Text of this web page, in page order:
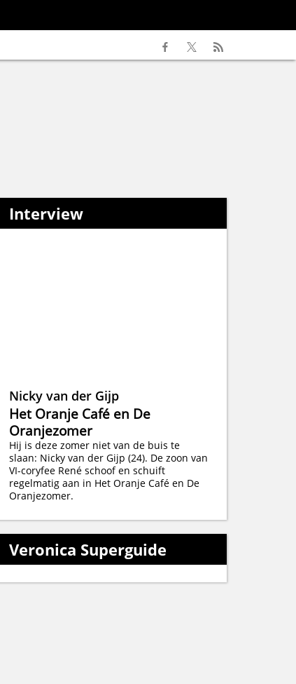
Interview
Nicky van der Gijp
Het Oranje Café en De
Oranjezomer
Hij is deze zomer niet van de buis te
slaan: Nicky van der Gijp (24). De zoon van
VI-coryfee René schoof en schuift
regelmatig aan in Het Oranje Café en De
Oranjezomer.
Veronica Superguide